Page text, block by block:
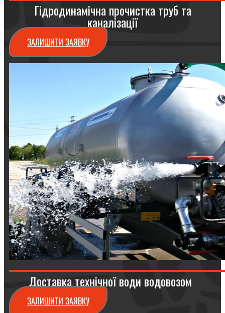
Гідродинамічна прочистка труб та
каналізації
ЗАЛИШИТИ ЗАЯВКУ
Доставка технічної води водовозом
ЗАЛИШИТИ ЗАЯВКУ